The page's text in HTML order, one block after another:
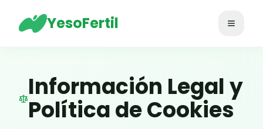
YesoFertil Abrir
Información Legal y
Política de Cookies